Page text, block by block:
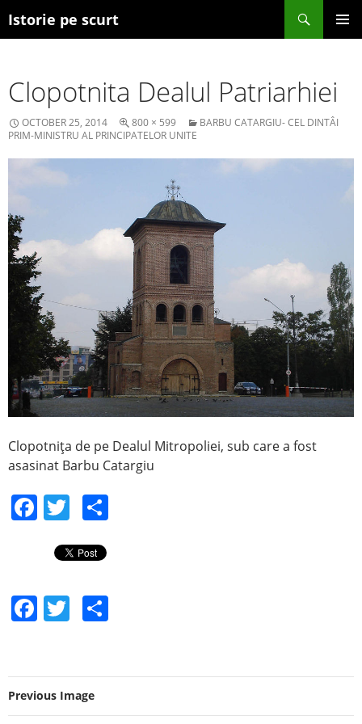
Istorie pe scurt
Search
SKIP TO CONTENT
Clopotnita Dealul Patriarhiei
OCTOBER 25, 2014 800 × 599
BARBU CATARGIU- CEL DINTÂI
PRIM-MINISTRU AL PRINCIPATELOR UNITE
Clopotniţa de pe Dealul Mitropoliei, sub care a fost
asasinat Barbu Catargiu
F
b
k
T
itt
F
e
b
T
er e
Previous Image